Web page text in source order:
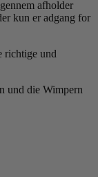
afholder
kun er adgang for
richtige und
und die Wimpern